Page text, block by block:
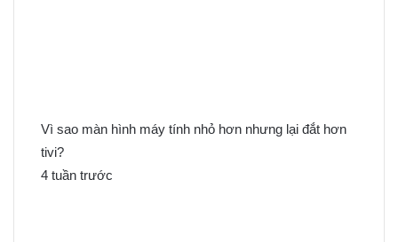
Vì sao màn hình máy tính nhỏ hơn nhưng lại đắt hơn
tivi?
4 tuần trước